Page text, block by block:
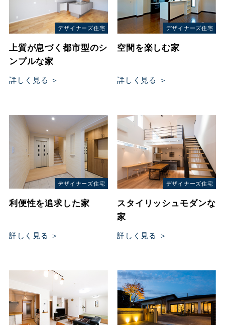
デザイナーズ住宅
上質が息づく都市型のシ
ンプルな家
詳しく見る ＞
デザイナーズ住宅
空間を楽しむ家
詳しく見る ＞
デザイナーズ住宅
利便性を追求した家
詳しく見る ＞
デザイナーズ住宅
スタイリッシュモダンな
家
詳しく見る ＞